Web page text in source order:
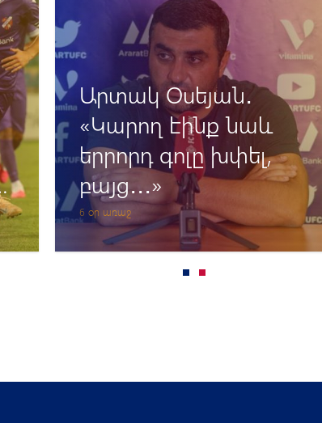
6 օր առաջ
Արտակ Օսեյան․
«Կարող էինք նաև
երրորդ գոլը խփել,
բայց․․․»